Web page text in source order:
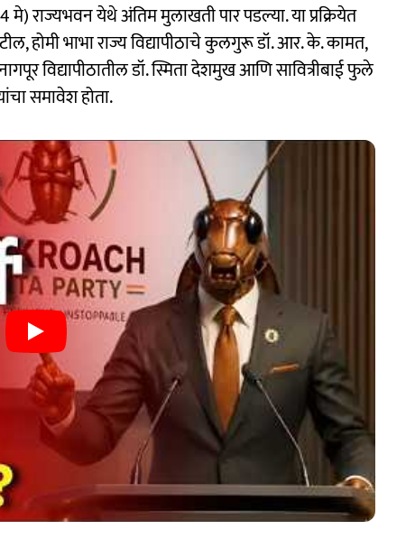
मे) राज्यभवन येथे अंतिम मुलाखती पार पडल्या. या प्रक्रियेत
होमी भाभा राज्य विद्यापीठाचे कुलगुरू डॉ. आर. के. कामत,
विद्यापीठातील डॉ. स्मिता देशमुख आणि सावित्रीबाई फुले
समावेश होता.